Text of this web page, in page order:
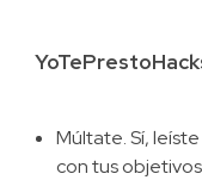
Múltate. Sí,
con tus